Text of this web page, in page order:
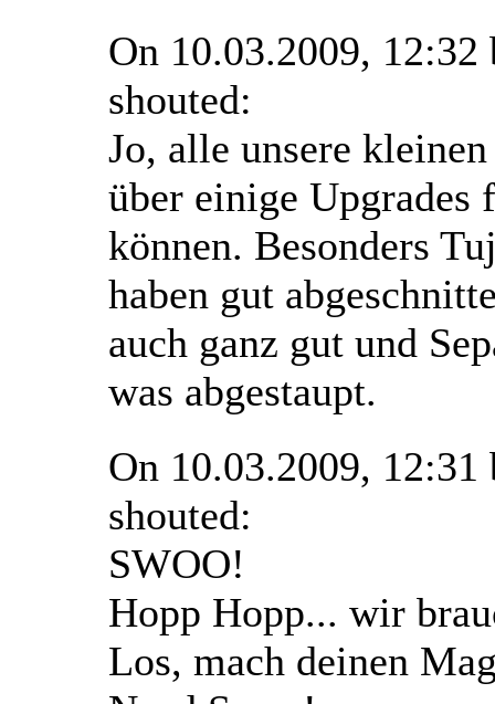
On 10.03.2009,
shouted:
Jo, alle unsere
über einige Upgrades
können. Besonders
haben gut
auch ganz gut und
was abgestaupt.
On 10.03.2009,
shouted:
SWOO!
Hopp Hopp... wir
Los, mach deinen